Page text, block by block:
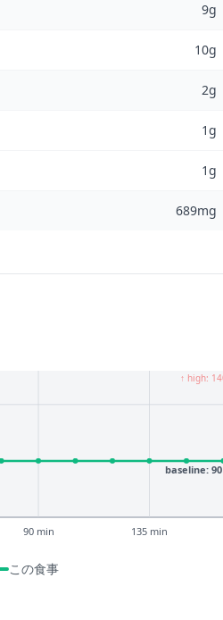
9g
10g
2g
1g
1g
689mg
90 min 135 min
↑ high:
baseline:
この食事